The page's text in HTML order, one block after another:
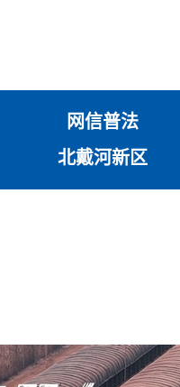
网信普法
北戴河新区